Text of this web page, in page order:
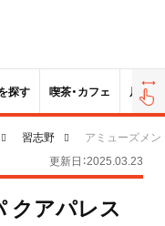
探す 喫茶・カフェ 居酒屋
習志野
アミューズメ
更新日：2025.03.23
クアパレス